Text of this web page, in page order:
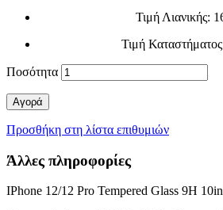
Τιμή Λιανικής:
Τιμή Καταστήματος
Ποσότητα
Αγορά
Προσθήκη στη λίστα επιθυμιών
Άλλες πληροφορίες
IPhone 12/12 Pro Tempered Glass 9H